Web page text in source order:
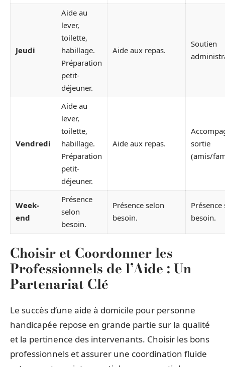
Jeudi
Aide au
lever,
toilette,
habillage.
Préparation
petit-
déjeuner.
Aide aux repas.
Soutien
Vendredi
Aide au
lever,
toilette,
habillage.
Préparation
petit-
déjeuner.
Aide aux repas.
sortie
(amis/
Week-
end
Présence
selon
besoin.
Présence selon
besoin.
Présence
besoin.
Choisir et Coordonner les
Professionnels de l’Aide : Un
Partenariat Clé
Le succès d’une aide à domicile pour personne
handicapée repose en grande partie sur la qualité
et la pertinence des intervenants. Choisir les bons
professionnels et assurer une coordination fluide